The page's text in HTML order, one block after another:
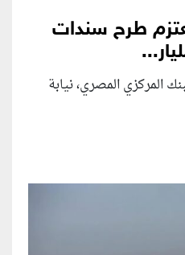
طرح سندات
المركزي المصري، نيابة